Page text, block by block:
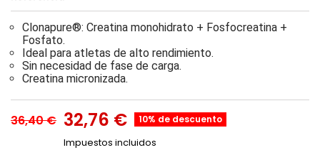
Clonapure®: Creatina monohidrato + Fosfocreatina +
Fosfato.
Ideal para atletas de alto rendimiento.
Sin necesidad de fase de carga.
Creatina micronizada.
36,40 € 32,76 € 10% de descuento
Impuestos incluidos